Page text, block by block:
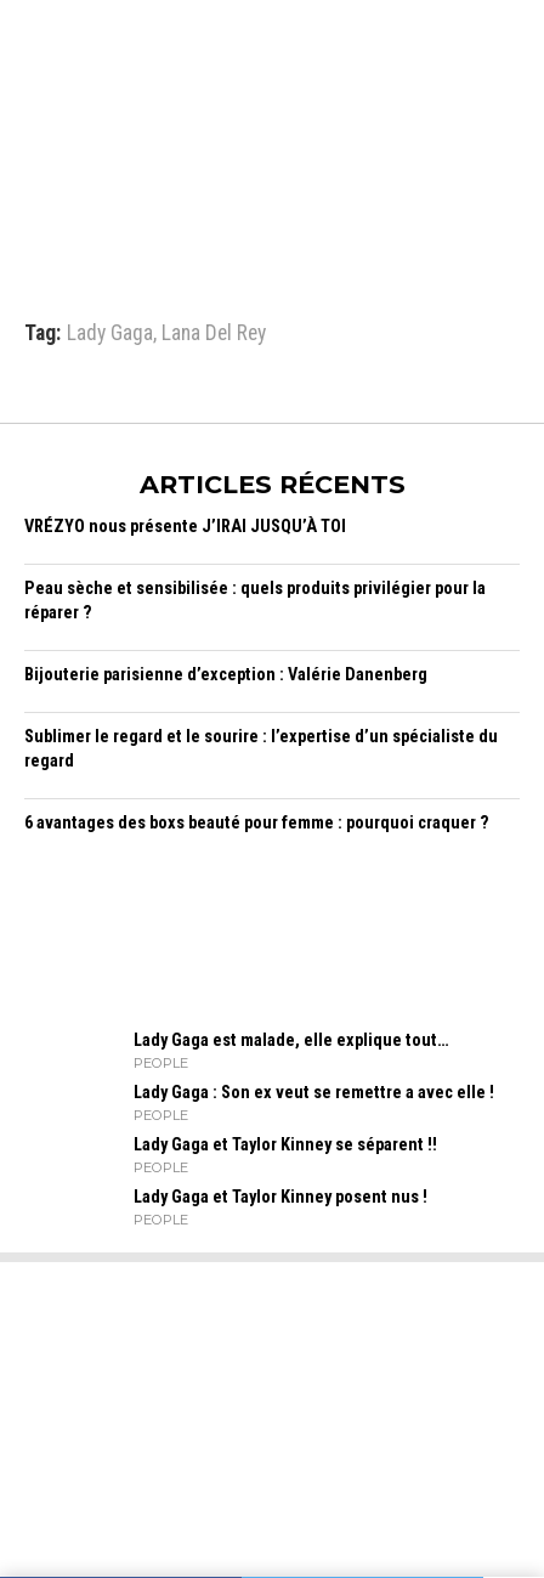
Tag: Lady Gaga, Lana Del Rey
ARTICLES RÉCENTS
VRÉZYO nous présente J’IRAI JUSQU’À TOI
Peau sèche et sensibilisée : quels produits privilégier pour la
réparer ?
Bijouterie parisienne d’exception : Valérie Danenberg
Sublimer le regard et le sourire : l’expertise d’un spécialiste du
regard
6 avantages des boxs beauté pour femme : pourquoi craquer ?
Lady Gaga est malade, elle explique tout…
PEOPLE
Lady Gaga : Son ex veut se remettre a avec elle !
PEOPLE
Lady Gaga et Taylor Kinney se séparent !!
PEOPLE
Lady Gaga et Taylor Kinney posent nus !
PEOPLE